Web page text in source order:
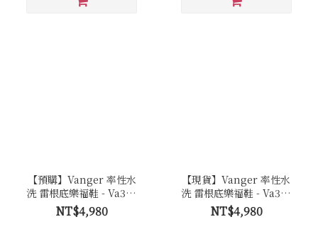
【預購】Vanger 率性水
洗 雷根底樂福鞋 - Va303
黑
NT$4,980
【現貨】Vanger 率性水
洗 雷根底樂福鞋 - Va303
黑
NT$4,980